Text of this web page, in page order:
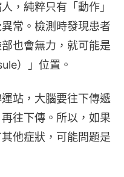
，純粹只有「動作」
常。檢測時發現患者
也會無力，就可能是
）」位置。
站，大腦要往下傳遞
往下傳。所以，如果
他症狀，可能問題是